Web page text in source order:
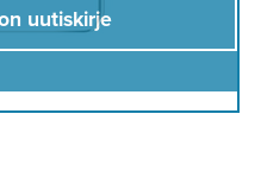
uutiskirje